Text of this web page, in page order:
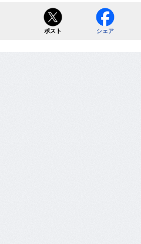
ポスト シェア